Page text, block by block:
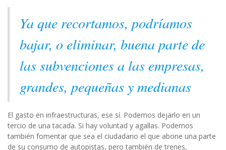
Ya que recortamos, podríamos
bajar, o eliminar, buena parte de
las subvenciones a las empresas,
grandes, pequeñas y medianas
El gasto en infraestructuras, ese sí. Podemos dejarlo en un
tercio de una tacada. Si hay voluntad y agallas. Podemos
también fomentar que sea el ciudadano el que abone una parte
de su consumo de autopistas, pero también de trenes,